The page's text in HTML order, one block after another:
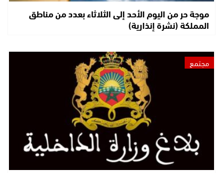
موجة حر من اليوم الأحد إلى الثلاثاء بعدد من مناطق
المملكة (نشرة إنذارية)
مجتمع